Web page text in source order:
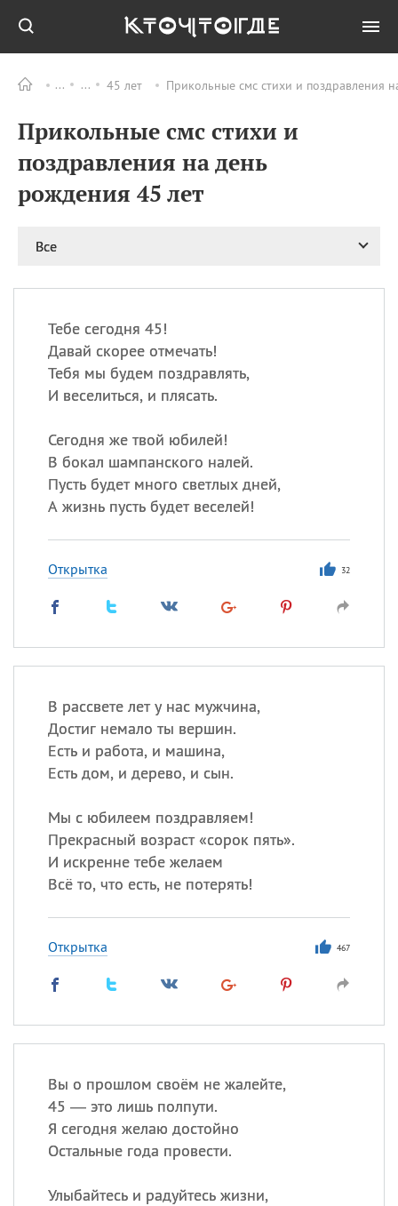
45 лет Прикольные смс стихи и поздравления
Прикольные смс стихи и
поздравления на день
рождения 45 лет
Все
Тебе сегодня 45!
Давай скорее отмечать!
Тебя мы будем поздравлять,
И веселиться, и плясать.
Сегодня же твой юбилей!
В бокал шампанского налей.
Пусть будет много светлых дней,
А жизнь пусть будет веселей!
Открытка 32
В рассвете лет у нас мужчина,
Достиг немало ты вершин.
Есть и работа, и машина,
Есть дом, и дерево, и сын.
Мы с юбилеем поздравляем!
Прекрасный возраст «сорок пять».
И искренне тебе желаем
Всё то, что есть, не потерять!
Открытка 467
Вы о прошлом своём не жалейте,
45 — это лишь полпути.
Я сегодня желаю достойно
Остальные года провести.
Улыбайтесь и радуйтесь жизни,
ПРАЗДНИКИ Все
06.08 Преображение
христиан
06.08
07.08 День ассирийских
07.08 Годовщина битвы при
Сегодня празднуют именины
Анатолий, Афанасий,Борис
Кристина